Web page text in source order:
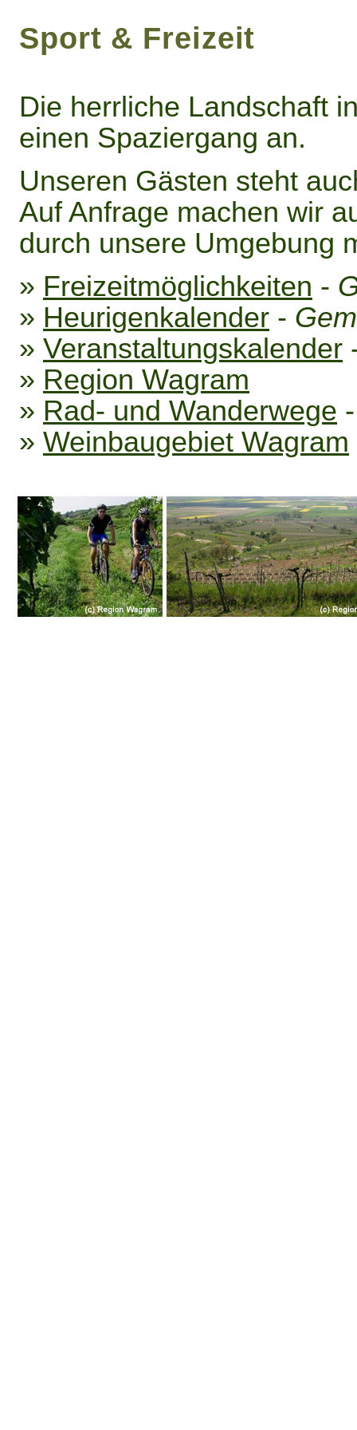
Sport & Freizeit
Die herrliche Landschaft
einen Spaziergang an.
Unseren Gästen steht
Auf Anfrage machen wir
durch unsere Umgebung
» Freizeitmöglichkeiten -
» Heurigenkalender -
» Veranstaltungskalender
» Region Wagram
» Rad- und Wanderwege
» Weinbaugebiet Wagram